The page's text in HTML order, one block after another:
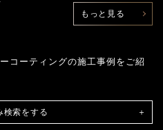
もっと見る
コーティングの施工事例をご紹
検索をする